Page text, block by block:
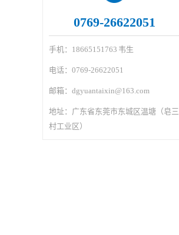
0769-26622051
手机：18665151763 韦生
电话：0769-26622051
邮箱：dgyuantaixin@163.com
地址：广东省东莞市东城区温塘（皂三
村工业区）